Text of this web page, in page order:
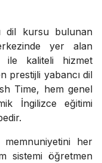
dil kursu bulunan
yer alan
ile kaliteli hizmet
prestijli yabancı dil
Time, hem genel
İngilizce eğitimi
her
sistemi öğretmen